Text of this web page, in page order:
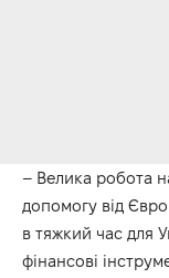
– Велика робота
допомогу від
в тяжкий час для
фінансові